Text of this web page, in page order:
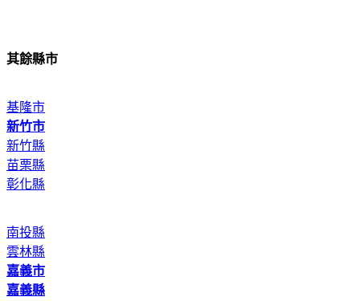
其餘縣市
基隆市
新竹市
新竹縣
苗栗縣
彰化縣
南投縣
雲林縣
嘉義市
嘉義縣